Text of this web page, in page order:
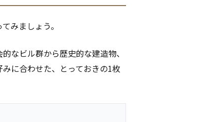
みましょう。
なビル群から歴史的な建造物、
に合わせた、とっておきの1枚